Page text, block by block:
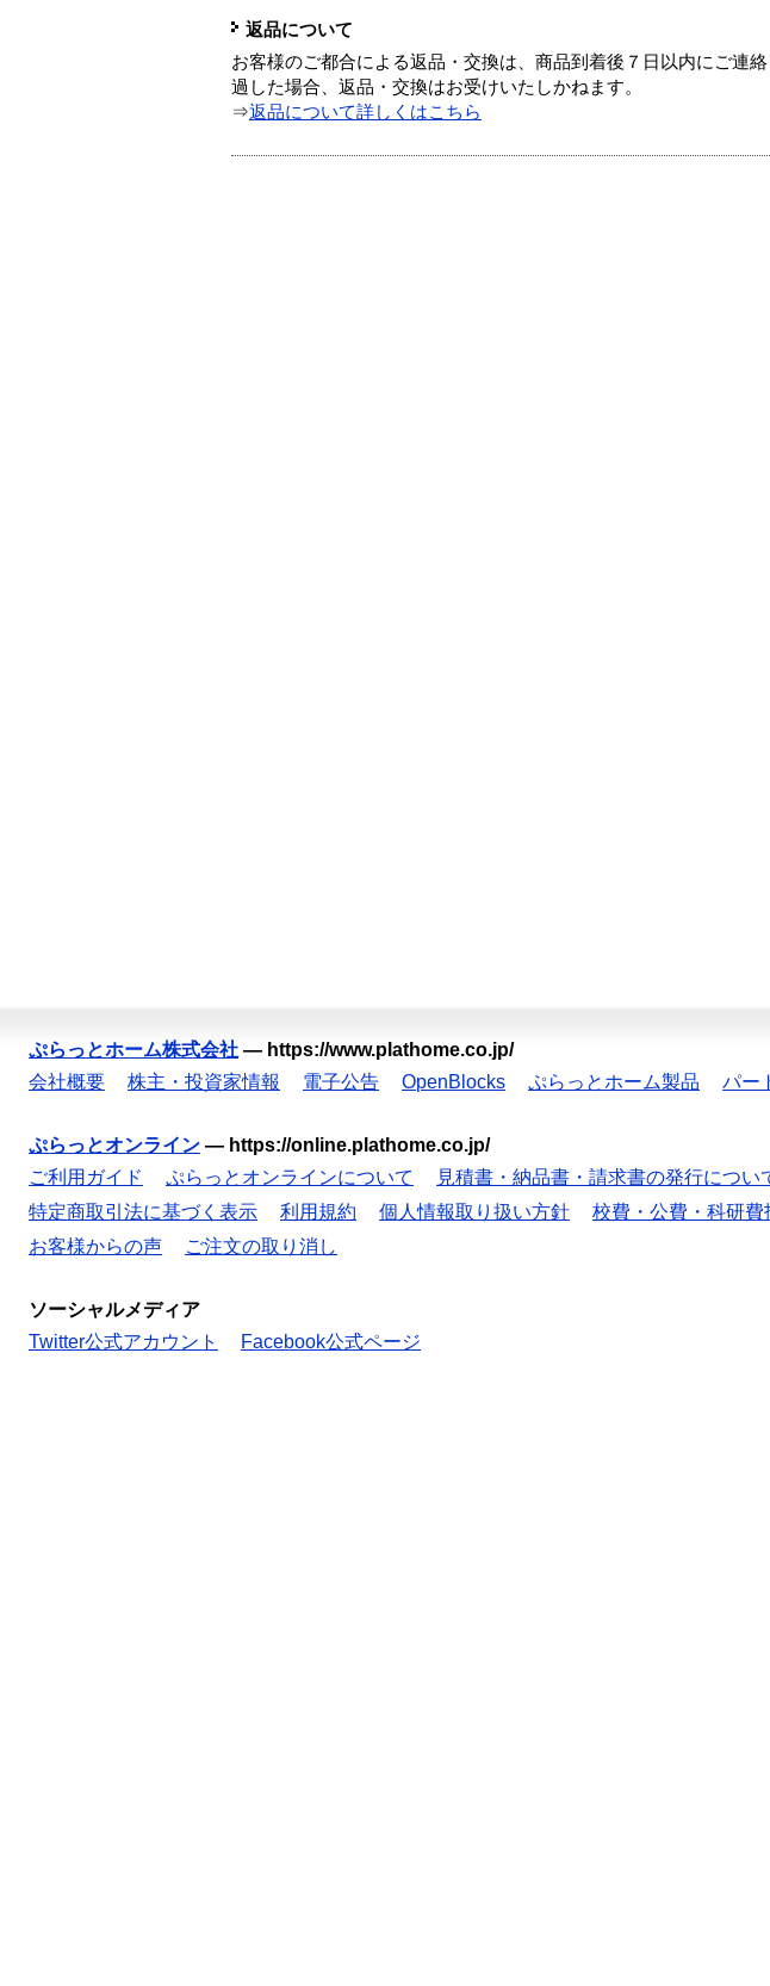
返品について
お客様のご都合による返品・交換は、商品到着後７日以内にご連
過した場合、返品・交換はお受けいたしかねます。
⇒返品について詳しくはこちら
ぷらっとホーム株式会社 — https://www.plathome.co.jp/
会社概要
株主・投資家情報 電子公告 OpenBlocks ぷらっとホーム製品 パー
ぷらっとオンライン — https://online.plathome.co.jp/
ご利用ガイド
ぷらっとオンラインについて 見積書・納品書・請求書の発行につい
特定商取引法に基づく表示
利用規約 個人情報取り扱い方針 校費・公費・科研
お客様からの声
ご注文の取り消し
ソーシャルメディア
Twitter公式アカウント
Facebook公式ページ